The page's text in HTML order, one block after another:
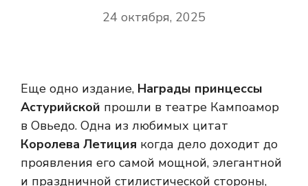
24 октября, 2025
Еще одно издание, Награды принцессы
Астурийской прошли в театре Кампоамор
в Овьедо. Одна из любимых цитат
Королева Летиция когда дело доходит до
проявления его самой мощной, элегантной
и праздничной стилистической стороны,